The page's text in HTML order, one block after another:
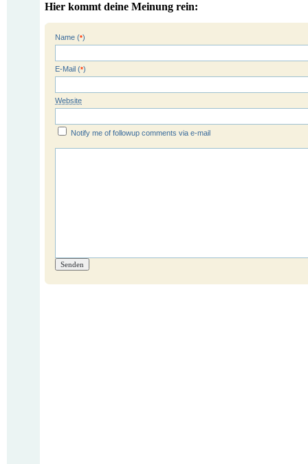
Hier kommt deine Meinung rein:
Name (*)
E-Mail (*)
Website
Notify me of followup comments via e-mail